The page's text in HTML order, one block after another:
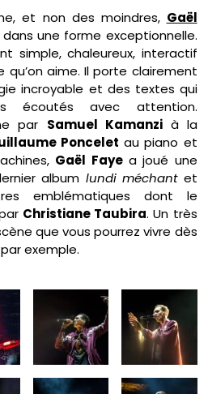
et non des moindres, Gaël
dans une forme exceptionnelle.
simple, chaleureux, interactif
aime. Il porte clairement
incroyable et des textes qui
écoutés avec attention.
par Samuel Kamanzià la
Poncelet au piano et
Gaël Fayea joué une
album lundi méchantet
emblématiques dont le
Christiane Taubira. Un très
que vous pourrez vivre dès
par exemple.